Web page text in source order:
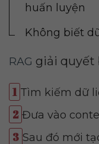
huấn luyện
Không biết
RAG giải quyết
Tìm kiếm dữ
Đưa vào
Sau đó mới